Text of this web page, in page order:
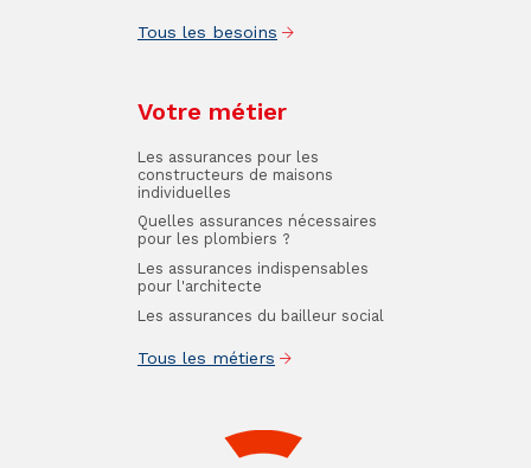
Tous les besoins
Votre métier
Les assurances pour les
constructeurs de maisons
individuelles
Quelles assurances nécessaires
pour les plombiers ?
Les assurances indispensables
pour l'architecte
Les assurances du bailleur social
Tous les métiers